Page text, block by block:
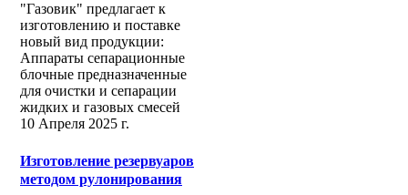
"Газовик" предлагает к
изготовлению и поставке
новый вид продукции:
Аппараты сепарационные
блочные предназначенные
для очистки и сепарации
жидких и газовых смесей
10 Апреля 2025 г.
Изготовление резервуаров
методом рулонирования